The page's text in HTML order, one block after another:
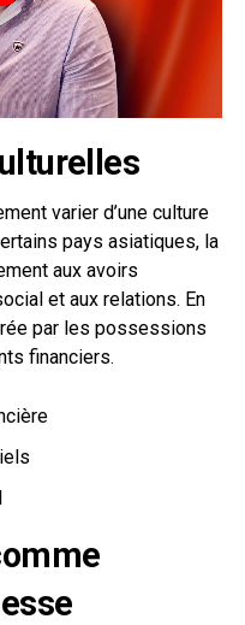
varier d’une culture
pays asiatiques, la
aux avoirs
et aux relations. En
par les possessions
financiers.